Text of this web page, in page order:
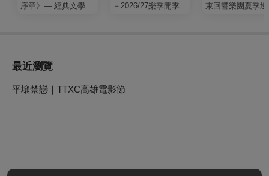
序章》— 經典文學清
－2026/27樂季開季音
東回響樂團夏季巡
最近瀏覽
平壤禁戀｜TTXC高雄電影節